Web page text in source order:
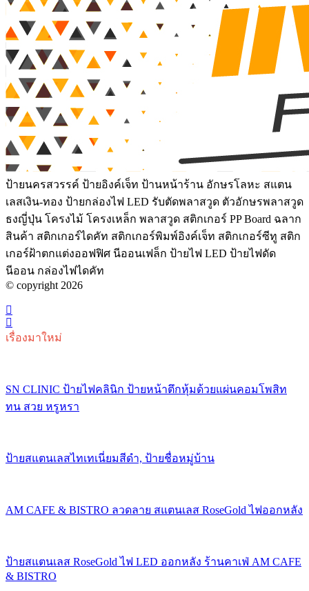
ป้ายนครสวรรค์ ป้ายอิงค์เจ็ท ป้านหน้าร้าน อักษรโลหะ สแตน
เลสเงิน-ทอง ป้ายกล่องไฟ LED รับตัดพลาสวูด ตัวอักษรพลาสวูด
ธงญี่ปุ่น โครงไม้ โครงเหล็ก พลาสวูด สติกเกอร์ PP Board ฉลาก
สินค้า สติกเกอร์ไดคัท สติกเกอร์พิมพ์อิงค์เจ็ท สติกเกอร์ซีทู สติก
เกอร์ฝ้าตกแต่งออฟฟิศ นีออนเฟล็ก ป้ายไฟ LED ป้ายไฟดัด
นีออน กล่องไฟไดคัท
© copyright 2026
เรื่องมาใหม่
SN CLINIC ป้ายไฟคลินิก ป้ายหน้าตึกหุ้มด้วยแผ่นคอมโพสิท
ทน สวย หรูหรา
ป้ายสแตนเลสไทเทเนี่ยมสีดำ, ป้ายชื่อหมู่บ้าน
AM CAFE & BISTRO ลวดลาย สแตนเลส RoseGold ไฟออกหลัง
ป้ายสแตนเลส RoseGold ไฟ LED ออกหลัง ร้านคาเฟ่ AM CAFE
& BISTRO